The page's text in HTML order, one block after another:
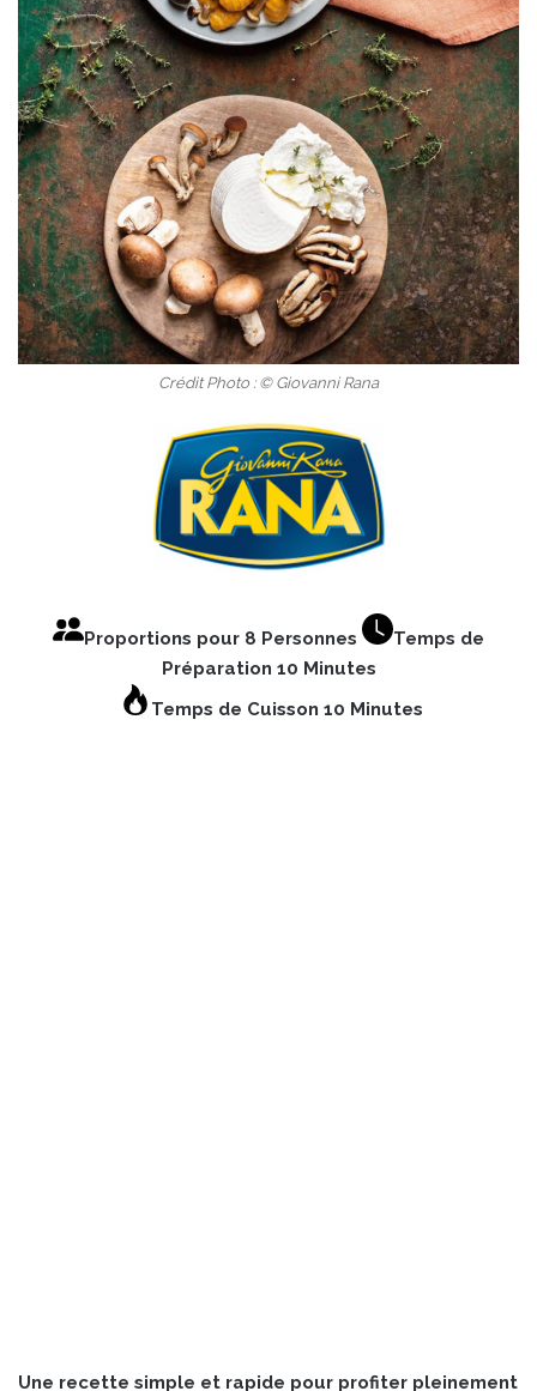
Crédit Photo : © Giovanni Rana
Proportions pour 8 Personnes
Temps de
Préparation 10 Minutes
Temps de Cuisson 10 Minutes
Une recette simple et rapide pour profiter pleinement